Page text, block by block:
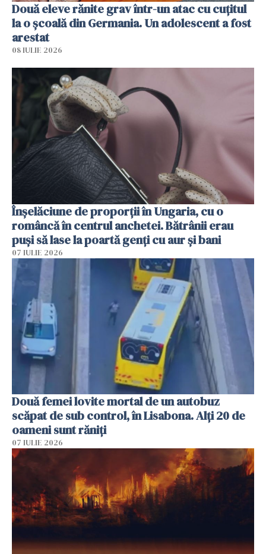
Două eleve rănite grav într-un atac cu cuțitul
la o școală din Germania. Un adolescent a fost
arestat
08 IULIE 2026
Înșelăciune de proporții în Ungaria, cu o
româncă în centrul anchetei. Bătrânii erau
puși să lase la poartă genți cu aur și bani
07 IULIE 2026
Două femei lovite mortal de un autobuz
scăpat de sub control, în Lisabona. Alți 20 de
oameni sunt răniți
07 IULIE 2026